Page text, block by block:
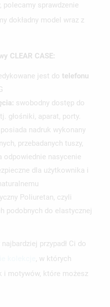
polecamy sprawdzenie
dokładny model wraz z
CLEAR CASE:
jest do telefonu
swobodny dostęp do
głośniki, aparat, porty.
posiada nadruk wykonany
przebadanych tuszy,
odpowiednie nasycenie
dla użytkownika i
Poliuretan, czyli
podobnych do elastycznej
przypadł Ci do
, w których
i motywów, które możesz